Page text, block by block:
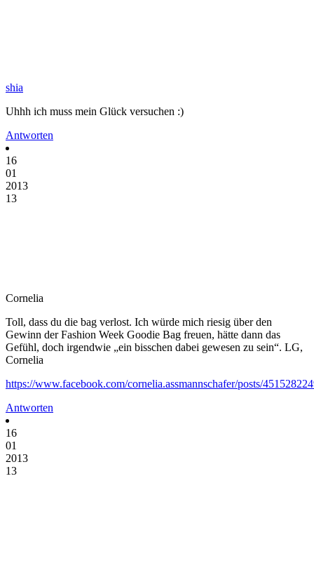
shia
Uhhh ich muss mein Glück versuchen :)
Antworten
16
01
2013
13
Cornelia
Toll, dass du die bag verlost. Ich würde mich riesig über den
Gewinn der Fashion Week Goodie Bag freuen, hätte dann das
Gefühl, doch irgendwie „ein bisschen dabei gewesen zu sein“. LG,
Cornelia
https://www.facebook.com/cornelia.assmannschafer/posts/
Antworten
16
01
2013
13